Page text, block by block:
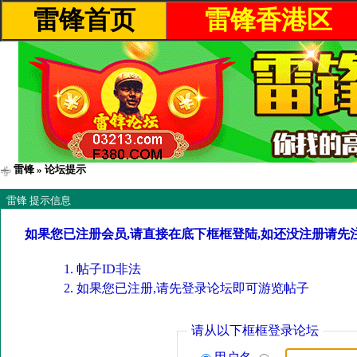
雷锋首页 雷锋香港区
雷锋 » 论坛提示
雷锋 提示信息
如果您已注册会员,请直接在底下框框登陆,如还没注册请先
帖子ID非法
如果您已注册,请先登录论坛即可游览帖子
请从以下框框登录论坛